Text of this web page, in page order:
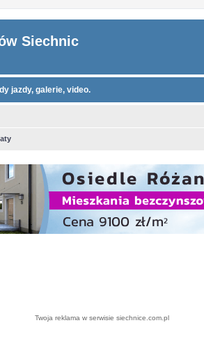
Siechnic
jazdy, galerie, video.
Twoja reklama w serwisie siechnice.com.pl